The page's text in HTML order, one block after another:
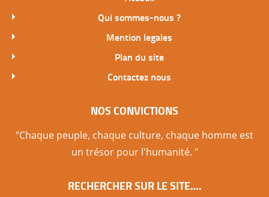
Qui sommes-nous ?
Mention legales
Plan du site
Contactez nous
NOS CONVICTIONS
"Chaque peuple, chaque culture, chaque homme est
un trésor pour l'humanité. "
RECHERCHER SUR LE SITE….